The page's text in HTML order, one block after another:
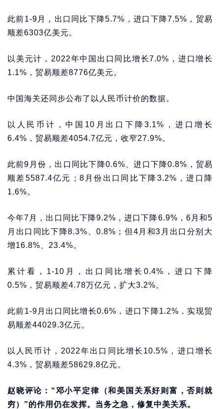
此前1-9月，出口同比下降5.7%，进口下降7.5%，贸易
顺差6303亿美元。
以美元计，2022年中国出口同比增长7.0%，进口增长
1.1%，贸易顺差8776亿美元。
中国海关还同步公布了以人民币计价的数据。
以人民币计，中国10月出口下降3.1%，进口增长
6.4%，贸易顺差4054.7亿元，收窄27.9%。
此前9月份，出口同比下降0.6%、进口下降0.8%，贸易
顺差5587.4亿元；8月份出口同比下降3.2%，进口降
1.6%。
今年7月，出口同比下降9.2%，进口下降6.9%，6月和5
月出口同比下降8.3%、0.8%；但4月和3月出口分别大
增16.8%、23.4%。
累计看，1-10月，出口同比增长0.4%，进口下降
0.5%，贸易顺差4.78万亿元，扩大3.2%。
此前1-9月出口同比增长0.6%，进口下降1.2%，实现贸
易顺差44029.3亿元。
以人民币计，2022年出口同比增长10.5%，进口增长
4.3%，贸易顺差58629.8亿元。
赵晓评论：“邓小平定律（和美国关系好则富，否则就
穷）”的作用仍在发挥。当务之急，修复中美关系。